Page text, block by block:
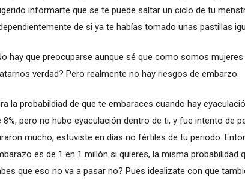
informarte que se te puede saltar un ciclo de tu
de si ya te habías tomado unas pastillas
hay que preocuparse aunque sé que como somos
verdad? Pero realmente no hay riesgos de embarzo.
la probabildiad de que te embaraces cuando hay
8%, pero no hubo eyaculación dentro de ti, y fue intento de
mucho, estuviste en días no fértiles de tu periodo.
es de 1 en 1 millón si quieres, la misma probabilidad
que eso no va a pasar no? Pues idealizate con que